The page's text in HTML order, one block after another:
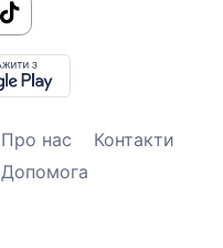
Про нас
Контакти
Допомога